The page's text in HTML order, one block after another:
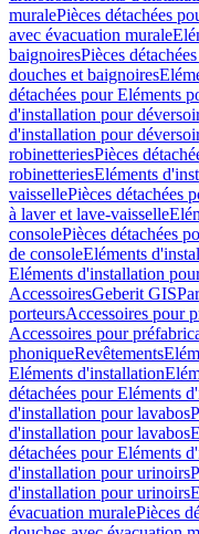
muralePièces détachées
avec évacuation murale
baignoiresPièces
douches et baignoires
détachées pour Eléments
d'installation pour
d'installation pour
robinetteriesPièces
robinetteriesEléments
vaissellePièces détachées
à laver et lave-vaisselle
consolePièces détachées
de consoleEléments
Eléments d'installation
AccessoiresGeberit GIS
porteursAccessoires pour
Accessoires pour
phoniqueRevêtements
Eléments d'installation
détachées pour Eléments
d'installation pour lavabos
d'installation pour lavabos
détachées pour Eléments
d'installation pour urinoirs
d'installation pour urinoirs
évacuation muralePièces